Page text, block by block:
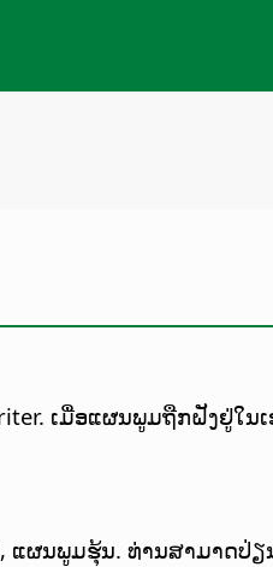
ເມື່ອແຜນພູມຖືກຝັງຢູ່ໃ
ຜນພູມຮຸ້ນ. ທ່ານສາມາດປ່